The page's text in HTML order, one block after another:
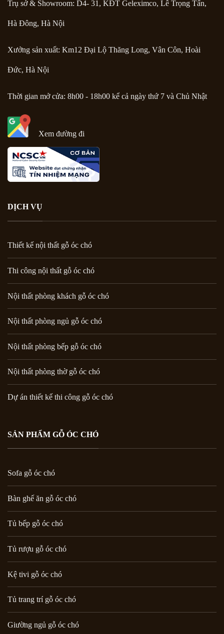
Trụ sở & Showroom: D4- 31, KĐT Geleximco, Lê Trọng Tấn,
Hà Đông, Hà Nội
Xưởng sản xuất: Km12 Đại Lộ Thăng Long, Vân Côn, Hoài
Đức, Hà Nội
Thời gian mở cửa: 8h00 - 18h00 kể cả ngày thứ 7 và Chủ Nhật
Xem đường đi
DỊCH VỤ
Thiết kế nội thất gỗ óc chó
Thi công nội thất gỗ óc chó
Nội thất phòng khách gỗ óc chó
Nội thất phòng ngủ gỗ óc chó
Nội thất phòng bếp gỗ óc chó
Nội thất phòng thờ gỗ óc chó
Dự án thiết kế thi công gỗ óc chó
SẢN PHẨM GỖ ÓC CHÓ
Sofa gỗ óc chó
Bàn ghế ăn gỗ óc chó
Tủ bếp gỗ óc chó
Tủ rượu gỗ óc chó
Kệ tivi gỗ óc chó
Tủ trang trí gỗ óc chó
Giường ngủ gỗ óc chó